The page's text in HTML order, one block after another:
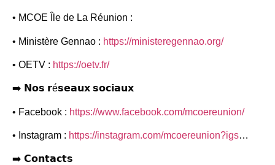
• MCOE Île de La Réunion :
• Ministère Gennao : https://ministeregennao.org/
• OETV : https://oetv.fr/
➡️ 𝗡𝗼𝘀 𝗿é𝘀𝗲𝗮𝘂𝘅 𝘀𝗼𝗰𝗶𝗮𝘂𝘅
• Facebook : https://www.facebook.com/mcoereunion/
• Instagram : https://instagram.com/mcoereunion?igs…
➡️ 𝗖𝗼𝗻𝘁𝗮𝗰𝘁𝘀